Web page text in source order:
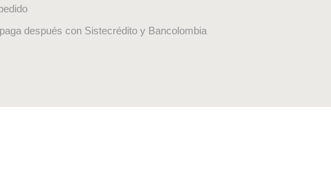
después con Sistecrédito y Bancolombia